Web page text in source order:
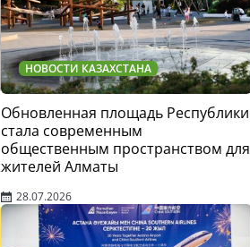
НОВОСТИ КАЗАХСТАНА
Обновленная площадь Республики
стала современным
общественным пространством для
жителей Алматы
28.07.2026